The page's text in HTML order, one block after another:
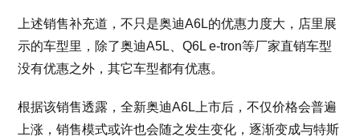
上述销售补充道，不只是奥迪A6L的优惠力度大，店里展
示的车型里，除了奥迪A5L、Q6L e-tron等厂家直销车型
没有优惠之外，其它车型都有优惠。
根据该销售透露，全新奥迪A6L上市后，不仅价格会普遍
上涨，销售模式或许也会随之发生变化，逐渐变成与特斯